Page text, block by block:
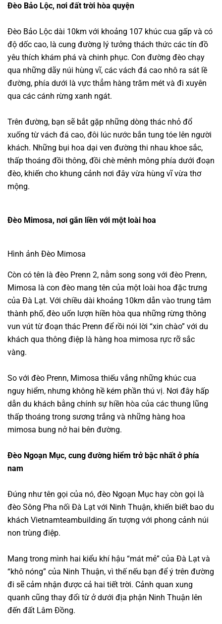
Đèo Bảo Lộc, nơi đất trời hòa quyện
Đèo Bảo Lộc dài 10km với khoảng 107 khúc cua gấp và có
độ dốc cao, là cung đường lý tưởng thách thức các tín đồ
yêu thích khám phá và chinh phục. Con đường đèo chạy
qua những dãy núi hùng vĩ, các vách đá cao nhô ra sát lề
đường, phía dưới là vực thẳm hàng trăm mét và đi xuyên
qua các cánh rừng xanh ngát.
Trên đường, bạn sẽ bắt gặp những dòng thác nhỏ đổ
xuống từ vách đá cao, đôi lúc nước bắn tung tóe lên người
khách. Những bụi hoa dại ven đường thi nhau khoe sắc,
thấp thoáng đồi thông, đồi chè mênh mông phía dưới đoạn
đèo, khiến cho khung cảnh nơi đây vừa hùng vĩ vừa thơ
mộng.
Đèo Mimosa, nơi gắn liền với một loài hoa
Hình ảnh Đèo Mimosa
Còn có tên là đèo Prenn 2, nằm song song với đèo Prenn,
Mimosa là con đèo mang tên của một loài hoa đặc trưng
của Đà Lạt. Với chiều dài khoảng 10km dẫn vào trung tâm
thành phố, đèo uốn lượn hiền hòa qua những rừng thông
vun vút từ đoạn thác Prenn để rồi nói lời “xin chào” với du
khách qua thông điệp là hàng hoa mimosa rực rỡ sắc
vàng.
So với đèo Prenn, Mimosa thiếu vắng những khúc cua
nguy hiểm, nhưng không hề kém phần thú vị. Nơi đây hấp
dẫn du khách bằng chính sự hiền hòa của các thung lũng
thấp thoáng trong sương trắng và những hàng hoa
mimosa bung nở hai bên đường.
Đèo Ngoạn Mục, cung đường hiểm trở bậc nhất ở phía
nam
Đúng như tên gọi của nó, đèo Ngoạn Mục hay còn gọi là
đèo Sông Pha nối Đà Lạt với Ninh Thuận, khiến biết bao du
khách Vietnamteambuilding ấn tượng với phong cảnh núi
non trùng điệp.
Mang trong mình hai kiểu khí hậu “mát mẻ” của Đà Lạt và
“khô nóng” của Ninh Thuận, vì thế nếu bạn để ý trên đường
đi sẽ cảm nhận được cả hai tiết trời. Cảnh quan xung
quanh cũng thay đổi từ ở dưới địa phận Ninh Thuận lên
đến đất Lâm Đồng.